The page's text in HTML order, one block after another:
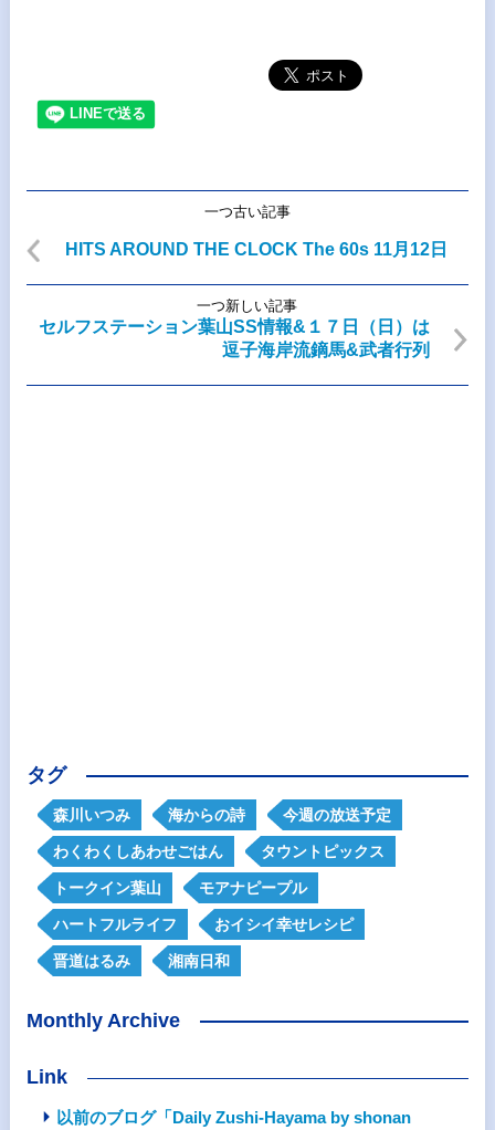
一つ古い記事
HITS AROUND THE CLOCK The 60s 11月12日
一つ新しい記事
セルフステーション葉山SS情報&１７日（日）は
逗子海岸流鏑馬&武者行列
タグ
森川いつみ 海からの詩 今週の放送予定
わくわくしあわせごはん タウントピックス
トークイン葉山 モアナピープル
ハートフルライフ おイシイ幸せレシピ
晋道はるみ 湘南日和
Monthly Archive
Link
以前のブログ「Daily Zushi-Hayama by shonan